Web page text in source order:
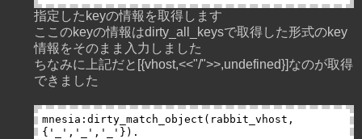
指定したkeyの情報を取得します
ここのkeyの情報はdirty_all_keysで取得した形式のkey
情報をそのまま入力しました
ちなみに上記だと[{vhost,<<"/">>,undefined}]なのが取得
できました
mnesia:dirty_match_object(rabbit_vhost,